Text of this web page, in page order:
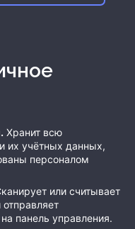
Хранит всю
их учётных данных,
персоналом
или считывает
панель управления.